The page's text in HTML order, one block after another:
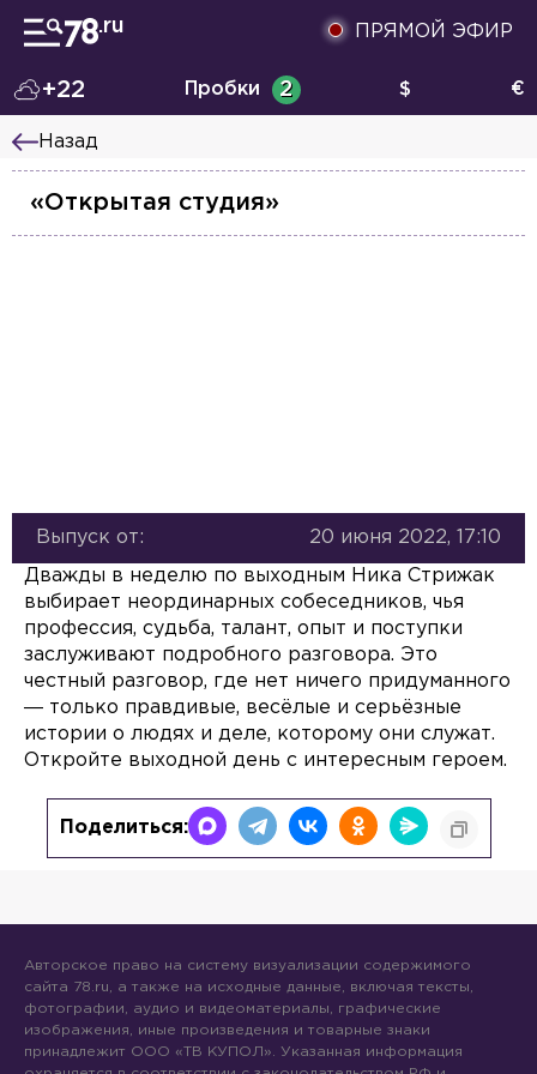
ПРЯМОЙ ЭФИР
+22 Пробки 2 $ €
Назад
«Открытая студия»
Выпуск от: 20 июня 2022, 17:10
Дважды в неделю по выходным Ника Стрижак
выбирает неординарных собеседников, чья
профессия, судьба, талант, опыт и поступки
заслуживают подробного разговора. Это
честный разговор, где нет ничего придуманного
― только правдивые, весёлые и серьёзные
истории о людях и деле, которому они служат.
Откройте выходной день с интересным героем.
Поделиться:
Авторское право на систему визуализации содержимого
сайта 78.ru, а также на исходные данные, включая тексты,
фотографии, аудио и видеоматериалы, графические
изображения, иные произведения и товарные знаки
принадлежит ООО «ТВ КУПОЛ». Указанная информация